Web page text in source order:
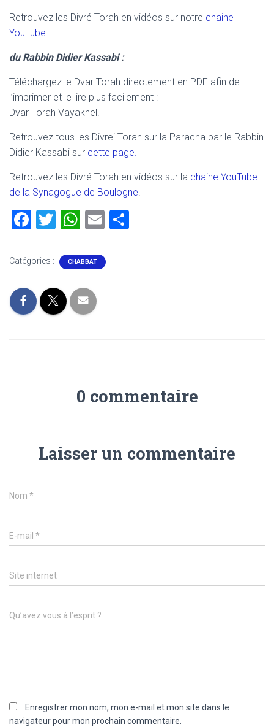
Retrouvez les Divré Torah en vidéos sur notre chaine
YouTube.
du Rabbin Didier Kassabi :
Téléchargez le Dvar Torah directement en PDF afin de
l’imprimer et le lire plus facilement :
Dvar Torah Vayakhel.
Retrouvez tous les Divrei Torah sur la Paracha par le Rabbin
Didier Kassabi sur cette page.
Retrouvez les Divré Torah en vidéos sur la chaine YouTube
de la Synagogue de Boulogne.
F
ce
o
ok
T
tt
W
at
A
p
E
ai
Catégories : CHABBAT
0 commentaire
Laisser un commentaire
Nom *
E-mail *
Site internet
Qu’avez vous à l’esprit ?
Enregistrer mon nom, mon e-mail et mon site dans le
navigateur pour mon prochain commentaire.